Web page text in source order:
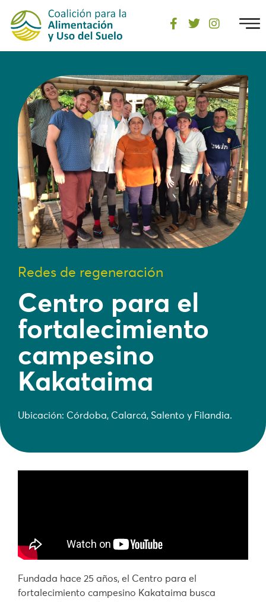
Redes de regeneración
Centro para el
fortalecimiento
campesino
Kakataima
Ubicación: Córdoba, Calarcá, Salento y Filandia.
Fundada hace 25 años, el Centro para el
fortalecimiento campesino Kakataima busca